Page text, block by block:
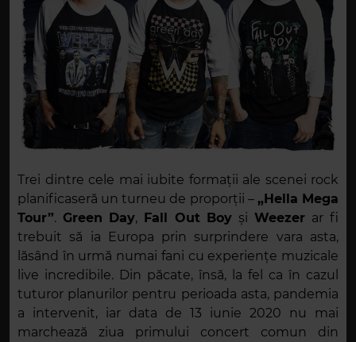
Trei dintre cele mai iubite formații ale scenei rock
planificaseră un turneu de proporții – „Hella Mega
Tour”. Green Day, Fall Out Boy și Weezer ar fi
trebuit să ia Europa prin surprindere vara asta,
lăsând în urmă numai fani cu experiențe muzicale
live incredibile. Din păcate, însă, la fel ca în cazul
tuturor planurilor pentru perioada asta, pandemia
a intervenit, iar data de 13 iunie 2020 nu mai
marchează ziua primului concert comun din